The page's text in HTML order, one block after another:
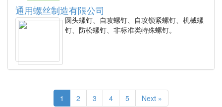
通用螺丝制造有限公司
圆头螺钉、自攻螺钉、自攻锁紧螺钉、机械螺
钉、防松螺钉、非标准类特殊螺钉。
1 2 3 4 5 Next »